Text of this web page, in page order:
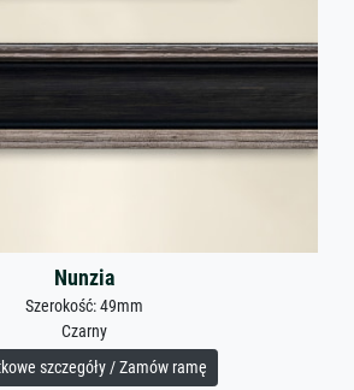
Nunzia
Szerokość: 49mm
Czarny
szczegóły / Zamów ramę